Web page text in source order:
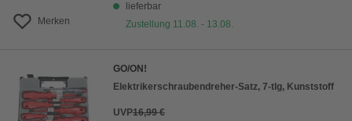
Merken
lieferbar
Zustellung 11.08. - 13.08.
GO/ON!
Elektrikerschraubendreher-Satz, 7-tlg, Kunststoff
UVP16,99 €